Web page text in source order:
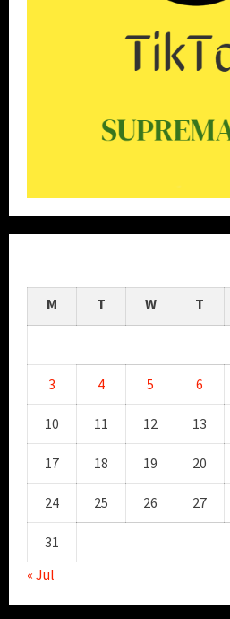
M T W T
3 4 5 6
10 11 12 13
17 18 19 20
24 25 26 27
31
« Jul